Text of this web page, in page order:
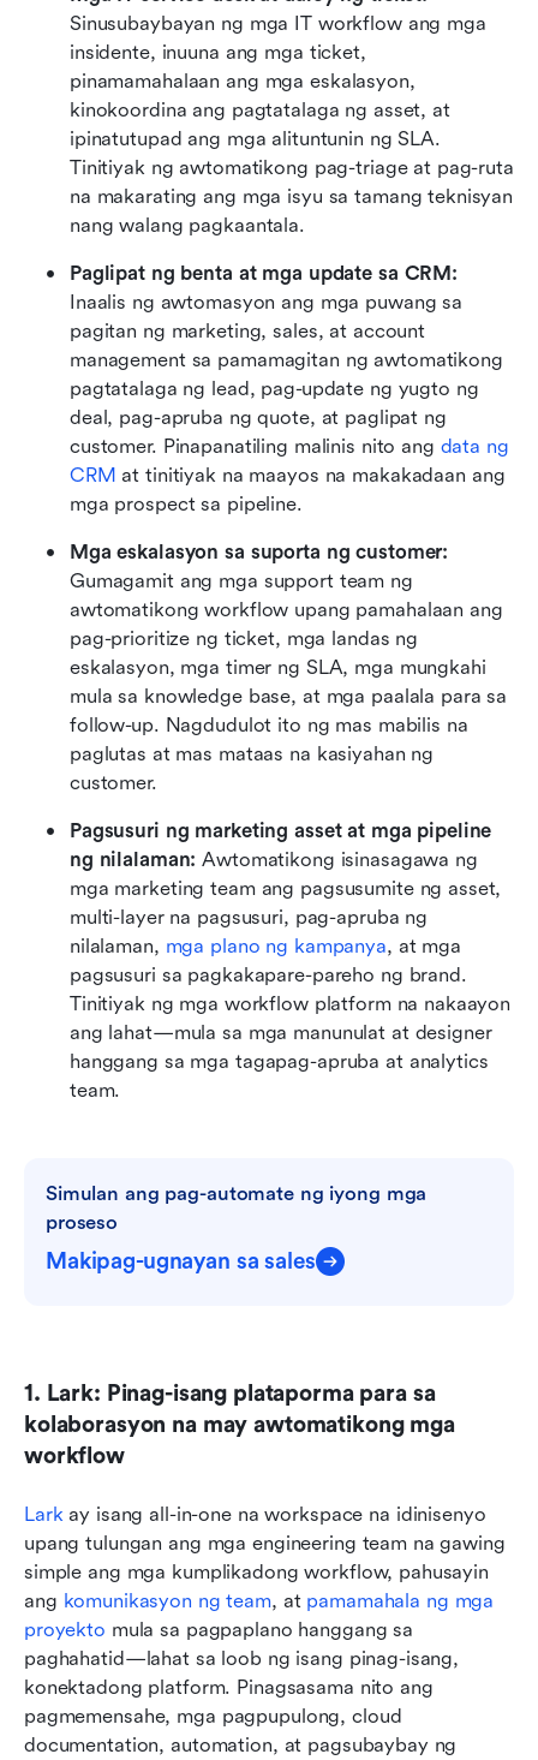
Sinusubaybayan ng mga IT workflow ang mga
insidente, inuuna ang mga ticket,
pinamamahalaan ang mga eskalasyon,
kinokoordina ang pagtatalaga ng asset, at
ipinatutupad ang mga alituntunin ng SLA.
Tinitiyak ng awtomatikong pag-triage at pag-ruta
na makarating ang mga isyu sa tamang teknisyan
nang walang pagkaantala.
Inaalis ng awtomasyon ang mga puwang sa
pagitan ng marketing, sales, at account
management sa pamamagitan ng awtomatikong
pagtatalaga ng lead, pag-update ng yugto ng
deal, pag-apruba ng quote, at paglipat ng
customer. Pinapanatiling malinis nito ang data ng
CRM at tinitiyak na maayos na makakadaan ang
mga prospect sa pipeline.
Gumagamit ang mga support team ng
awtomatikong workflow upang pamahalaan ang
pag-prioritize ng ticket, mga landas ng
eskalasyon, mga timer ng SLA, mga mungkahi
mula sa knowledge base, at mga paalala para sa
follow-up. Nagdudulot ito ng mas mabilis na
paglutas at mas mataas na kasiyahan ng
customer.
Pagsusuri ng marketing asset at mga pipeline
ng nilalaman: Awtomatikong isinasagawa ng
mga marketing team ang pagsusumite ng asset,
multi-layer na pagsusuri, pag-apruba ng
nilalaman, mga plano ng kampanya, at mga
pagsusuri sa pagkakapare-pareho ng brand.
Tinitiyak ng mga workflow platform na nakaayon
ang lahat—mula sa mga manunulat at designer
hanggang sa mga tagapag-apruba at analytics
team.
Simulan ang pag-automate ng iyong mga
proseso
Makipag-ugnayan sa sales
1. Lark: Pinag-isang plataporma para sa
kolaborasyon na may awtomatikong mga
workflow
Lark ay isang all-in-one na workspace na idinisenyo
upang tulungan ang mga engineering team na gawing
simple ang mga kumplikadong workflow, pahusayin
ang komunikasyon ng team, at pamamahala ng mga
proyekto mula sa pagpaplano hanggang sa
paghahatid—lahat sa loob ng isang pinag-isang,
konektadong platform. Pinagsasama nito ang
pagmemensahe, mga pagpupulong, cloud
documentation, automation, at pagsubaybay ng